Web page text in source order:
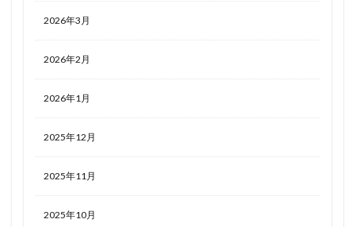
2026年3月
2026年2月
2026年1月
2025年12月
2025年11月
2025年10月